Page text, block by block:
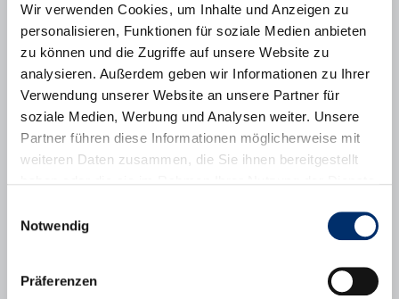
Wir verwenden Cookies, um Inhalte und Anzeigen zu
personalisieren, Funktionen für soziale Medien anbieten
zu können und die Zugriffe auf unsere Website zu
analysieren. Außerdem geben wir Informationen zu Ihrer
Verwendung unserer Website an unsere Partner für
soziale Medien, Werbung und Analysen weiter. Unsere
Partner führen diese Informationen möglicherweise mit
weiteren Daten zusammen, die Sie ihnen bereitgestellt
Notwendig
Präferenzen
Beschreibung des Projektes und
Zeitaufwand:
Das Projekt „Puchheim hilft!“ besteht aus einem Helferteam, das
über einen Bcc -Emailverteiler über aktuelle Hilfe- oder
Unterstützungsgesuche informiert wird und völlig frei entscheiden
kann, ob eine Unterstützung (Einkaufsunterstützung,
Spielenachmittag, Vorlese-Event, Unterstützung bei
Veranstaltungen,..) geleistet werden möchte.
Interesse daran sich kurzfristig oder projektbezogen zu
engagieren
Angaben zur Institution: